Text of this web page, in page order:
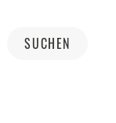
SUCHEN